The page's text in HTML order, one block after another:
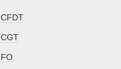
CFDT
CGT
FO